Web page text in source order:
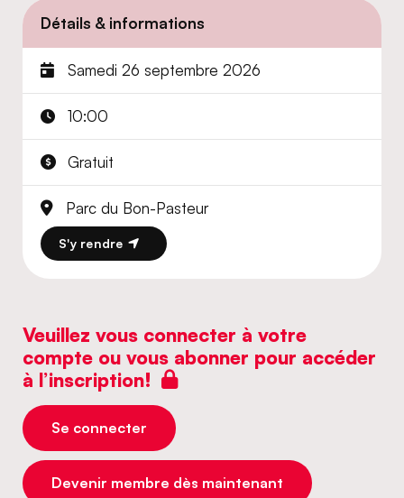
Détails & informations
Samedi 26 septembre 2026
10:00
Gratuit
Parc du Bon-Pasteur
S'y rendre
Veuillez vous connecter à votre
compte ou vous abonner pour accéder
à l’inscription!
Se connecter
Devenir membre dès maintenant